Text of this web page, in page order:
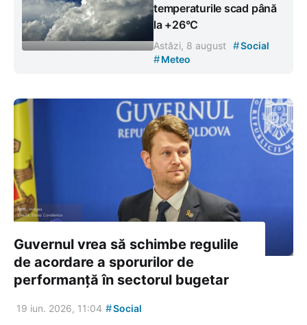
temperaturile scad până
la +26°C
Astăzi, 8 august #Social
#Meteo
Guvernul vrea să schimbe regulile
de acordare a sporurilor de
performanță în sectorul bugetar
19 iun. 2026, 11:04 #Social